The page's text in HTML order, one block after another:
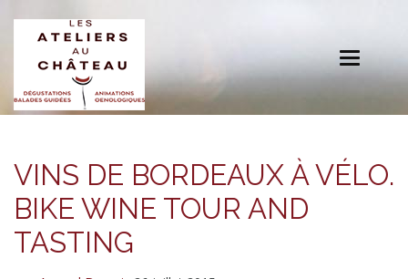
Toggle
VINS DE BORDEAUX À VÉLO.
BIKE WINE TOUR AND
TASTING